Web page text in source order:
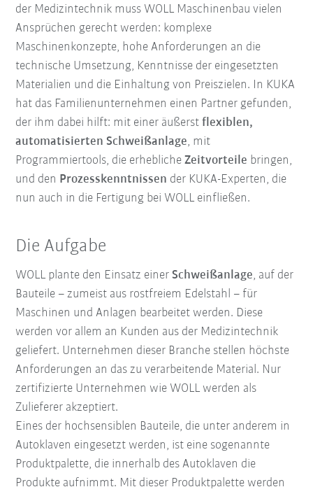
der Medizintechnik muss WOLL Maschinenbau vielen
Ansprüchen gerecht werden: komplexe
Maschinenkonzepte, hohe Anforderungen an die
technische Umsetzung, Kenntnisse der eingesetzten
Materialien und die Einhaltung von Preiszielen. In KUKA
hat das Familienunternehmen einen Partner gefunden,
der ihm dabei hilft: mit einer äußerstflexiblen,
automatisierten Schweißanlage, mit
Programmiertools, die erheblicheZeitvorteile bringen,
und den Prozesskenntnissen der KUKA-Experten, die
nun auch in die Fertigung bei WOLL einfließen.
Die Aufgabe
WOLL plante den Einsatz einerSchweißanlage, auf der
Bauteile – zumeist aus rostfreiem Edelstahl – für
Maschinen und Anlagen bearbeitet werden. Diese
werden vor allem an Kunden aus der Medizintechnik
geliefert. Unternehmen dieser Branche stellen höchste
Anforderungen an das zu verarbeitende Material. Nur
zertifizierte Unternehmen wie WOLL werden als
Zulieferer akzeptiert.
Eines der hochsensiblen Bauteile, die unter anderem in
Autoklaven eingesetzt werden, ist eine sogenannte
Produktpalette, die innerhalb des Autoklaven die
Produkte aufnimmt. Mit dieser Produktpalette werden